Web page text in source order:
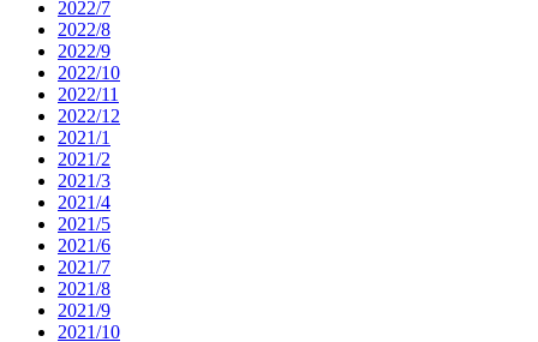
2022/7
2022/8
2022/9
2022/10
2022/11
2022/12
2021/1
2021/2
2021/3
2021/4
2021/5
2021/6
2021/7
2021/8
2021/9
2021/10